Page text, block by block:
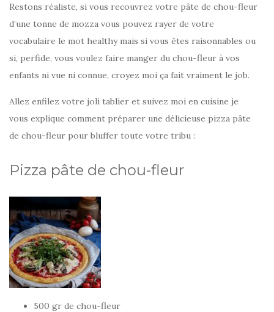
Restons réaliste, si vous recouvrez votre pâte de chou-fleur
d’une tonne de mozza vous pouvez rayer de votre
vocabulaire le mot healthy mais si vous êtes raisonnables ou
si, perfide, vous voulez faire manger du chou-fleur à vos
enfants ni vue ni connue, croyez moi ça fait vraiment le job.
Allez enfilez votre joli tablier et suivez moi en cuisine je
vous explique comment préparer une délicieuse pizza pâte
de chou-fleur pour bluffer toute votre tribu :
Pizza pâte de chou-fleur
500 gr de chou-fleur